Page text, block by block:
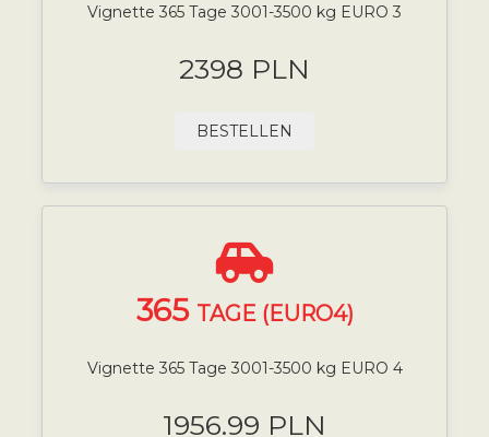
Vignette 365 Tage 3001-3500 kg EURO 3
2398 PLN
BESTELLEN
365 TAGE (EURO4)
Vignette 365 Tage 3001-3500 kg EURO 4
1956.99 PLN